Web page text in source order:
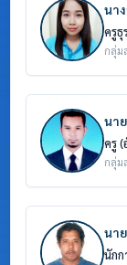
นา
ครูธุ
กลุ่ม
นา
ครู (
กลุ่ม
นา
นักก